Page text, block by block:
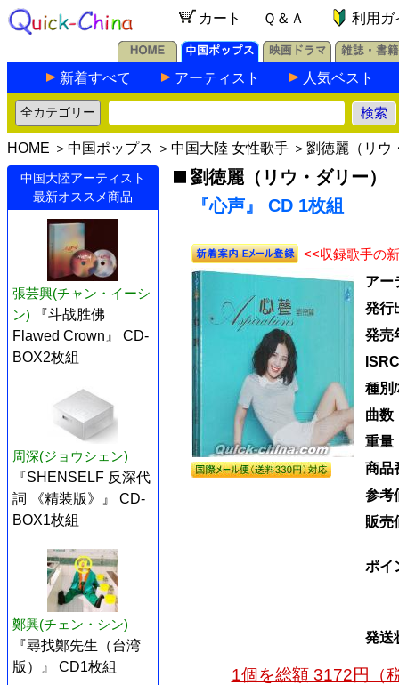
カート Ｑ＆Ａ 利用ガ
新着すべて アーティスト 人気ベスト
HOME ＞ 中国ポップス ＞ 中国大陸 女性歌手 ＞ 劉徳麗（リウ
中国大陸アーティスト
最新オススメ商品
張芸興(チャン・イーシ
ン)
『斗战胜佛
Flawed Crown』 CD-
BOX2枚組
周深(ジョウシェン)
『SHENSELF 反深代
詞 《精装版》』 CD-
BOX1枚組
鄭興(チェン・シン)
『尋找鄭先生（台湾
版）』 CD1枚組
劉徳麗（リウ・ダリー）
『心声』 CD 1枚組
<<収録歌手の
アー
発行
発売
種別
曲数
重量
商品
参考
販売
ポイ
発送
1個を総額 3172円（